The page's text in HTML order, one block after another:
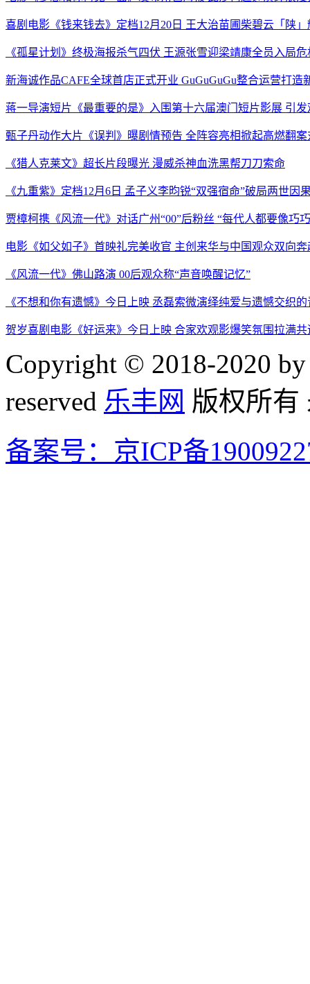
喜剧电影《钱来钱去》定档12月20日 王大治苗圃柴碧云「陕
《孤星计划》终极海报杀气四伏 王源张雪迎梁靖康全员入局
新海诚作品CAFE全球首店正式开业 GuGuGuGu整合运营打造
蒋一导演短片《最重要的是》入围第十六届澳门短片影展 引
甄子丹动作大片《误判》曝剧情预告 全阵容亮相掀起高燃翻案
《猎人克莱文》超长片段曝光 漫威杀神血洗黑帮刀刀索命
《九重紫》定档12月6日 孟子义李昀锐“双强宿命”破局两世因
贾樟柯携《风流一代》对话广州“00”后粉丝 “每代人都要像巧
电影《如父如子》首映礼完美收官 主创来华与中国观众双向奔
《风流一代》佛山路演 00后观众称“声音唤醒记忆”
《不想和你有遗憾》今日上映 丞磊索微演绎纯爱与遗憾交织
贺岁喜剧电影《好运来》今日上映 合家欢观影爆笑氛围拉满
Copyright © 2018-2020
reserved 乐丰网 版权所有
备案号：京ICP备